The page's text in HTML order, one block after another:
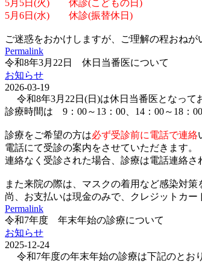
5月5日(火) 休診(こどもの日)
5月6日(水) 休診(振替休日)
ご迷惑をおかけしますが、ご理解の程おねが
Permalink
令和8年3月22日 休日当番医について
お知らせ
2026-03-19
令和8年3月22日(日)は休日当番医となって
診療時間は 9：00～13：00、14：00～18：
診療をご希望の方は必ず受診前に電話で連絡
電話にて受診の案内をさせていただきます。
連絡なく受診された場合、診療は電話連絡
また来院の際は、マスクの着用など感染対策
尚、お支払いは現金のみで、クレジットカー
Permalink
令和7年度 年末年始の診療について
お知らせ
2025-12-24
令和7年度の年末年始の診療は下記のとお